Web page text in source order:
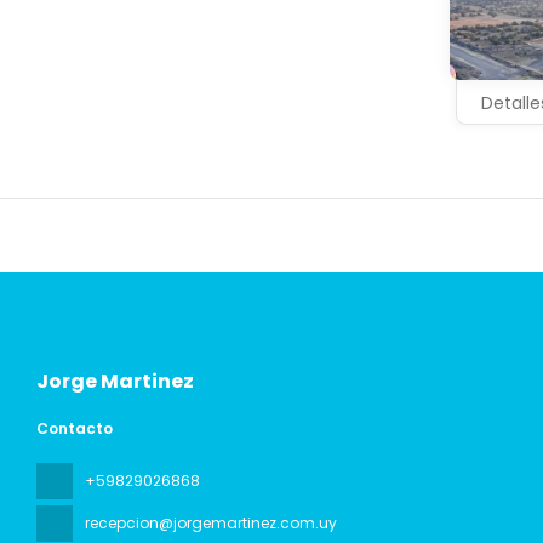
Jorge Martinez
Contacto
+59829026868
recepcion@jorgemartinez.com.uy